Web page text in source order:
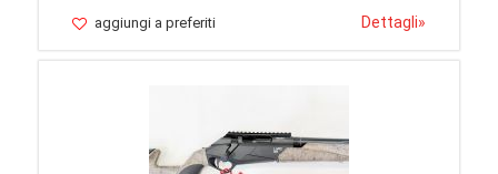
aggiungi a preferiti Dettagli»